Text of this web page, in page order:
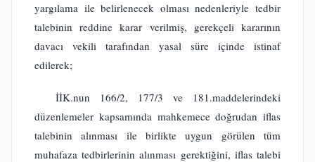
yargılama ile belirlenecek olması nedenleriyle tedbir
talebinin reddine karar verilmiş, gerekçeli kararının
davacı vekili tarafından yasal süre içinde istinaf
edilerek;
İİK.nun 166/2, 177/3 ve 181.maddelerindeki
düzenlemeler kapsamında mahkemece doğrudan iflas
talebinin alınması ile birlikte uygun görülen tüm
muhafaza tedbirlerinin alınması gerektiğini, iflas talebi